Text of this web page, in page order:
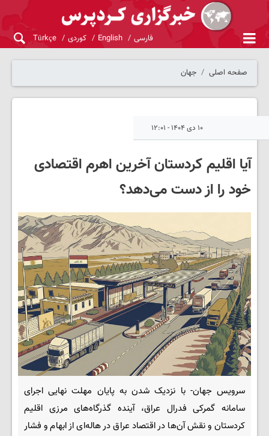
فارسی English کوردی Türkçe
صفحه اصلی جهان
۱۰ دی ۱۴۰۴ - ۱۲:۰۱
آیا اقلیم کردستان آخرین اهرم اقتصادی
خود را از دست می‌دهد؟
سرویس جهان- با نزدیک شدن به پایان مهلت نهایی اجرای
سامانه گمرکی فدرال عراق، آینده گذرگاه‌های مرزی اقلیم
کردستان و نقش آن‌ها در اقتصاد عراق در هاله‌ای از ابهام و فشار